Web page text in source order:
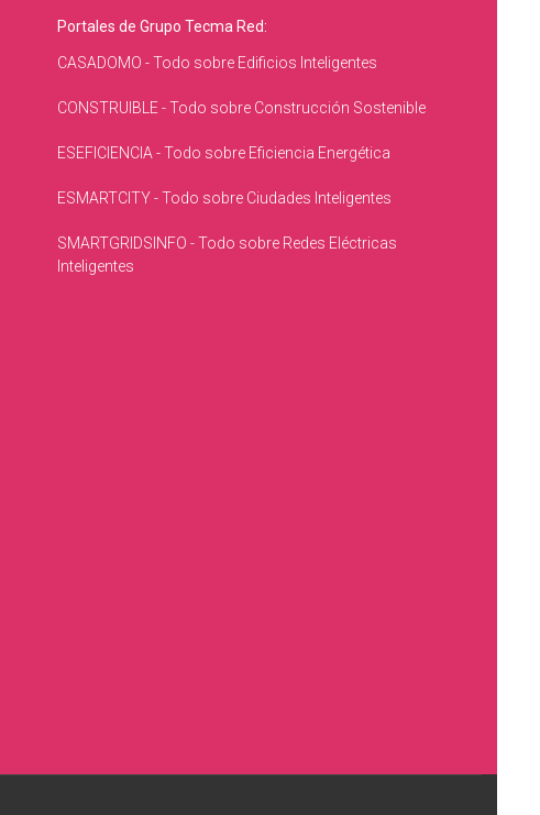
Portales de Grupo Tecma Red:
CASADOMO - Todo sobre Edificios Inteligentes
CONSTRUIBLE - Todo sobre Construcción Sostenible
ESEFICIENCIA - Todo sobre Eficiencia Energética
ESMARTCITY - Todo sobre Ciudades Inteligentes
SMARTGRIDSINFO - Todo sobre Redes Eléctricas
Inteligentes